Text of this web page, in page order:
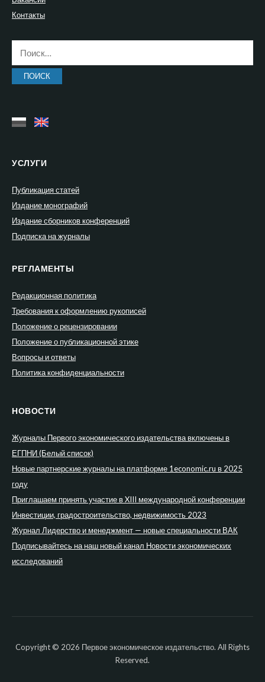
Контакты
УСЛУГИ
Публикация статей
Издание монографий
Издание сборников конференций
Подписка на журналы
РЕГЛАМЕНТЫ
Редакционная политика
Требования к оформлению рукописей
Положение о рецензировании
Положение о публикационной этике
Вопросы и ответы
Политика конфиденциальности
НОВОСТИ
Журналы Первого экономического издательства включены в
ЕГПНИ (Белый список)
Новые партнерские журналы на платформе 1economic.ru в 2025
году
Приглашаем принять участие в XIII международной конференции
Инвестиции, градостроительство, недвижимость 2023
Журнал Лидерство и менеджмент — новые специальности ВАК
Подписывайтесь на наш новый канал Новости экономических
исследований
Copyright © 2026 Первое экономическое издательство. All Rights
Reserved.